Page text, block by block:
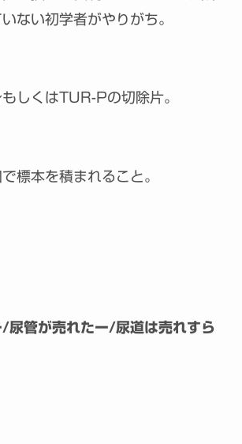
ない初学者がやりがち。
しくはTUR-Pの切除片。
標本を積まれること。
尿管が売れたー/尿道は売れすら